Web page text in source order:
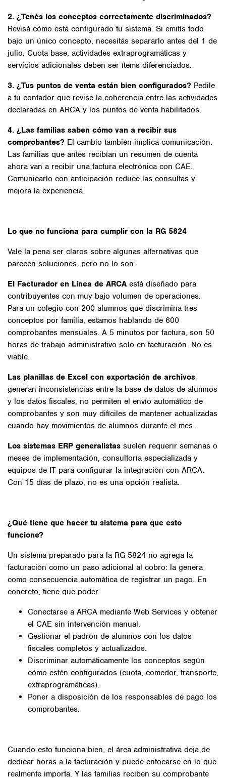
2. ¿Tenés los conceptos correctamente discriminados?
Revisá cómo está configurado tu sistema. Si emitís todo
bajo un único concepto, necesitás separarlo antes del 1 de
julio. Cuota base, actividades extraprogramáticas y
servicios adicionales deben ser ítems diferenciados.
3. ¿Tus puntos de venta están bien configurados? Pedile
a tu contador que revise la coherencia entre las actividades
declaradas en ARCA y los puntos de venta habilitados.
4. ¿Las familias saben cómo van a recibir sus
comprobantes? El cambio también implica comunicación.
Las familias que antes recibían un resumen de cuenta
ahora van a recibir una factura electrónica con CAE.
Comunicarlo con anticipación reduce las consultas y
mejora la experiencia.
Lo que no funciona para cumplir con la RG 5824
Vale la pena ser claros sobre algunas alternativas que
parecen soluciones, pero no lo son:
El Facturador en Línea de ARCA está diseñado para
contribuyentes con muy bajo volumen de operaciones.
Para un colegio con 200 alumnos que discrimina tres
conceptos por familia, estamos hablando de 600
comprobantes mensuales. A 5 minutos por factura, son 50
horas de trabajo administrativo solo en facturación. No es
viable.
Las planillas de Excel con exportación de archivos
generan inconsistencias entre la base de datos de alumnos
y los datos fiscales, no permiten el envío automático de
comprobantes y son muy difíciles de mantener actualizadas
cuando hay movimientos de alumnos durante el mes.
Los sistemas ERP generalistas suelen requerir semanas o
meses de implementación, consultoría especializada y
equipos de IT para configurar la integración con ARCA.
Con 15 días de plazo, no es una opción realista.
¿Qué tiene que hacer tu sistema para que esto
funcione?
Un sistema preparado para la RG 5824 no agrega la
facturación como un paso adicional al cobro: la genera
como consecuencia automática de registrar un pago. En
concreto, tiene que poder:
Conectarse a ARCA mediante Web Services y obtener
el CAE sin intervención manual.
Gestionar el padrón de alumnos con los datos
fiscales completos y actualizados.
Discriminar automáticamente los conceptos según
cómo estén configurados (cuota, comedor, transporte,
extraprogramáticas).
Poner a disposición de los responsables de pago los
comprobantes.
Cuando esto funciona bien, el área administrativa deja de
dedicar horas a la facturación y puede enfocarse en lo que
realmente importa. Y las familias reciben su comprobante